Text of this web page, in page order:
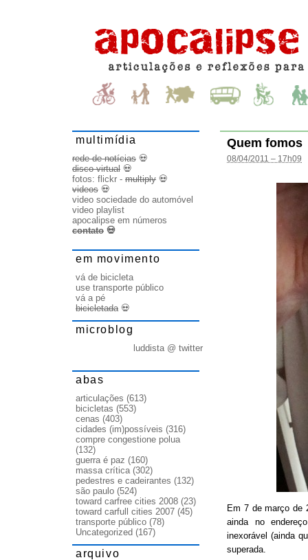
Quem fomos
08/04/2011 – 17h09
Em 7 de março de
ainda no
inexorável (ainda
superada.
multimídia
rede de notícias 💀
disco virtual 💀
fotos: flickr - multiply 💀
videos 💀
video sociedade do automóvel
video playlist
apocalipse em números
contato 💀
em movimento
vá de bicicleta
use transporte público
vá a pé
bicicletada💀
microblog
luddista @ twitter
abas
articulações (613)
bicicletas (553)
cenas (403)
cidades (im)possíveis (316)
compre congestione polua
(132)
guerra é paz (160)
massa crítica(302)
pedestres e cadeirantes (132)
são paulo (524)
toward carfree cities 2008 (23)
toward carfull cities 2007 (45)
transporte público (78)
Uncategorized (167)
arquivo